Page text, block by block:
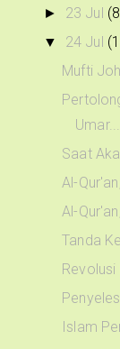
► 23 Jul
▼ 24 Jul
Mufti
Umar...
Saat
Al-
Al-
Tanda
Revolusi
Islam